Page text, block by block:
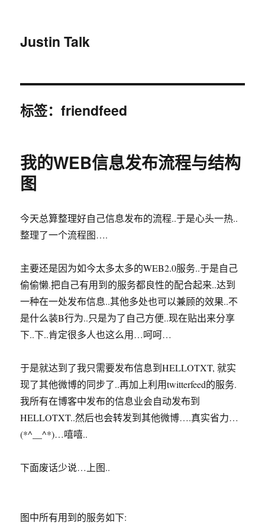
Justin Talk
标签：friendfeed
我的WEB信息发布流程与结构
图
今天总算整理好自己信息发布的流程..于是心头一热..
整理了一个流程图….
主要还是因为如今太多太多的WEB2.0服务..于是自己
偷偷懒.把自己有用到的服务都良性的配合起来..达到
一种在一处发布信息..其他多处也可以兼顾的效果..不
是什么装B行为..只是为了自己方便..现在贴出来分享
下..下..肯定很多人也这么用…呵呵…
于是就达到了我只需要发布信息到HELLOTXT, 就实
现了其他微博的同步了..再加上利用twitterfeed的服务.
我所有在博客中发布的信息业会自动发布到
HELLOTXT..然后也会转发到其他微博….真实省力…
(*^__^*)…嘻嘻..
下面废话少说…上图..
图中所有用到的服务如下: